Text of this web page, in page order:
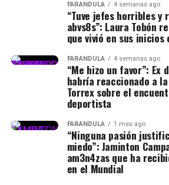
FARÁNDULA 4 semanas ago
“Tuve jefes horribles y
abvs8s”: Laura Tobón
que vivió en sus inicios
FARÁNDULA 4 semanas ago
“Me hizo un favor”: Ex
habría reaccionado a
Torrex sobre el
deportista
FARÁNDULA 1 mes ago
“Ninguna pasión
miedo”: Jaminton
am3n4zas que ha
en el Mundial